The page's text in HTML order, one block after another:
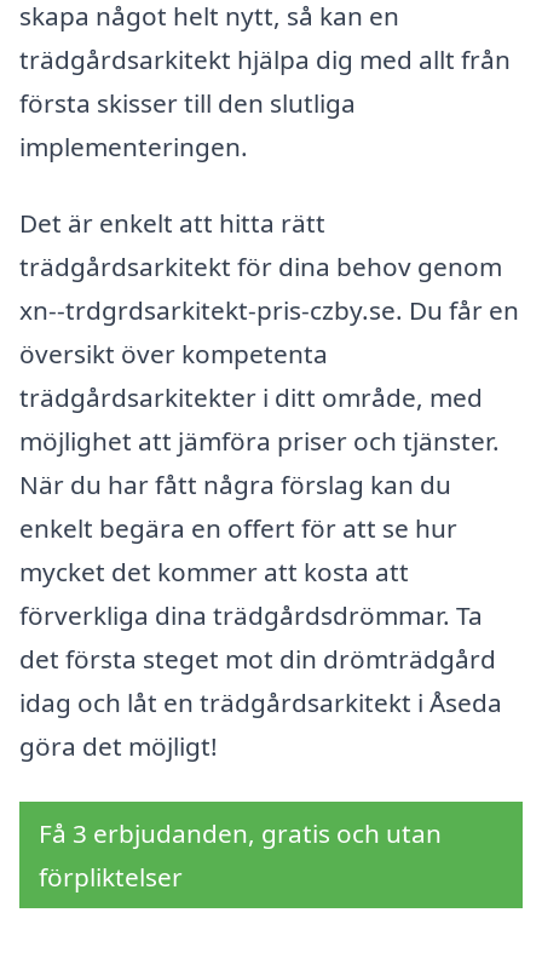
skapa något helt nytt, så kan en
trädgårdsarkitekt hjälpa dig med allt från
första skisser till den slutliga
implementeringen.
Det är enkelt att hitta rätt
trädgårdsarkitekt för dina behov genom
xn--trdgrdsarkitekt-pris-czby.se. Du får en
översikt över kompetenta
trädgårdsarkitekter i ditt område, med
möjlighet att jämföra priser och tjänster.
När du har fått några förslag kan du
enkelt begära en offert för att se hur
mycket det kommer att kosta att
förverkliga dina trädgårdsdrömmar. Ta
det första steget mot din drömträdgård
idag och låt en trädgårdsarkitekt i Åseda
göra det möjligt!
Få 3 erbjudanden, gratis och utan
förpliktelser